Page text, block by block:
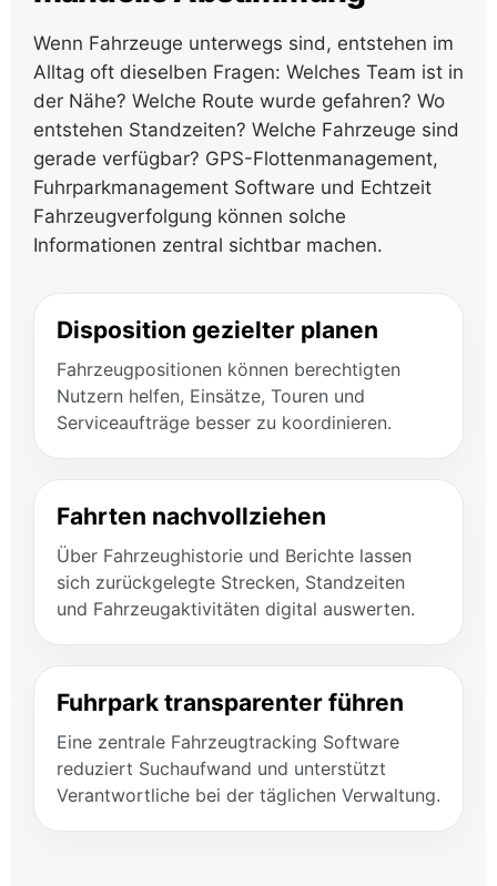
Wenn Fahrzeuge unterwegs sind, entstehen im
Alltag oft dieselben Fragen: Welches Team ist in
der Nähe? Welche Route wurde gefahren? Wo
entstehen Standzeiten? Welche Fahrzeuge sind
gerade verfügbar? GPS-Flottenmanagement,
Fuhrparkmanagement Software und Echtzeit
Fahrzeugverfolgung können solche
Informationen zentral sichtbar machen.
Disposition gezielter planen
Fahrzeugpositionen können berechtigten
Nutzern helfen, Einsätze, Touren und
Serviceaufträge besser zu koordinieren.
Fahrten nachvollziehen
Über Fahrzeughistorie und Berichte lassen
sich zurückgelegte Strecken, Standzeiten
und Fahrzeugaktivitäten digital auswerten.
Fuhrpark transparenter führen
Eine zentrale Fahrzeugtracking Software
reduziert Suchaufwand und unterstützt
Verantwortliche bei der täglichen Verwaltung.